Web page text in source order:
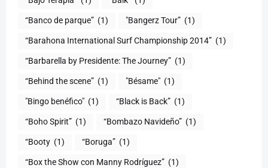
“Banco de parque” (1) "Bangerz Tour” (1)
“Barahona International Surf Championship 2014” (1)
“Barbarella by Presidente: The Journey” (1)
“Behind the scene” (1) "Bésame" (1)
"Bingo benéfico" (1) “Black is Back” (1)
“Boho Spirit” (1) “Bombazo Navideño” (1)
“Booty (1) “Boruga” (1)
“Box the Show con Manny Rodríguez” (1)